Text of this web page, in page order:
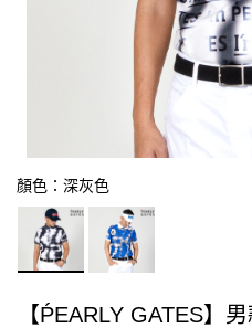
顏色：深灰色
【ṔEARLY GATES】